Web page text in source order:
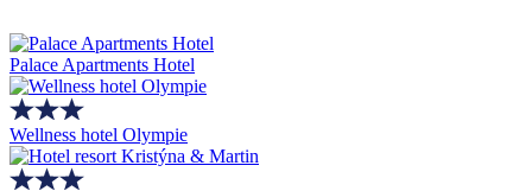
Palace Apartments Hotel
Wellness hotel Olympie